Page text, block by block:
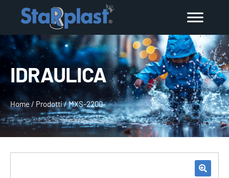
IDRAULICA
Home/ Prodotti/MXS-2200-